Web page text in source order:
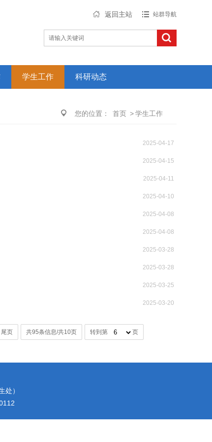
返回主站 站群导航
学生工作 科研动态
您的位置： 首页 >学生工作
2025-04-17
2025-04-15
2025-04-11
2025-04-10
2025-04-08
2025-04-08
2025-03-28
2025-03-28
2025-03-25
2025-03-20
尾页 共95条信息/共10页 转到第 页
）